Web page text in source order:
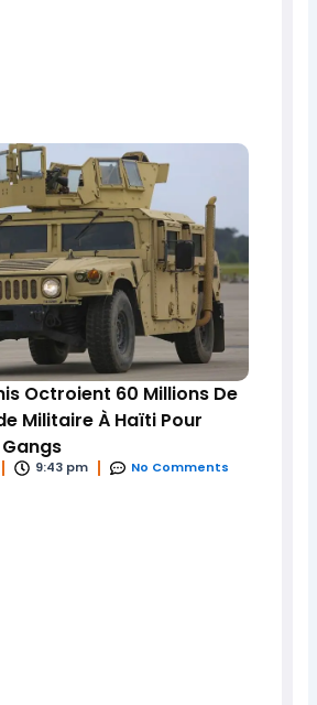
Octroient 60 Millions De
Militaire À Haïti Pour
9:43 pm No Comments